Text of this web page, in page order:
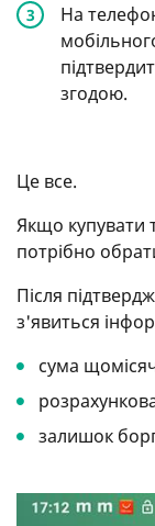
На
згодою.
Це все.
Якщо купувати
потрібно
Після
з'явиться
сума
залишок